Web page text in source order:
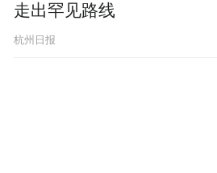
走出罕见路线
杭州日报